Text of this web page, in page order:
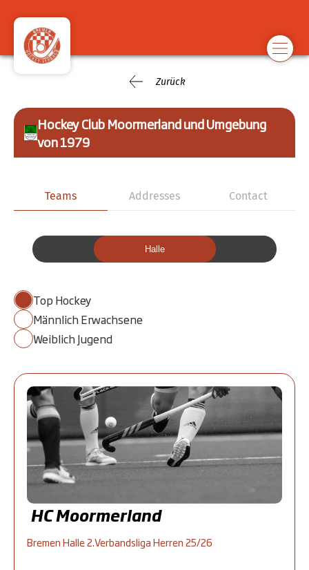
Zurück
Hockey Club Moormerland und Umgebung
von 1979
Teams Addresses Contact
Halle
Top Hockey
Männlich Erwachsene
Weiblich Jugend
HC Moormerland
Bremen Halle 2.Verbandsliga Herren 25/26